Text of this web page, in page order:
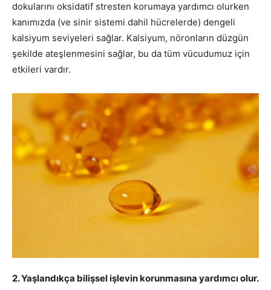
dokularını oksidatif stresten korumaya yardımcı olurken
kanımızda (ve sinir sistemi dahil hücrelerde) dengeli
kalsiyum seviyeleri sağlar. Kalsiyum, nöronların düzgün
şekilde ateşlenmesini sağlar, bu da tüm vücudumuz için
etkileri vardır.
2. Yaşlandıkça bilişsel işlevin korunmasına yardımcı olur.